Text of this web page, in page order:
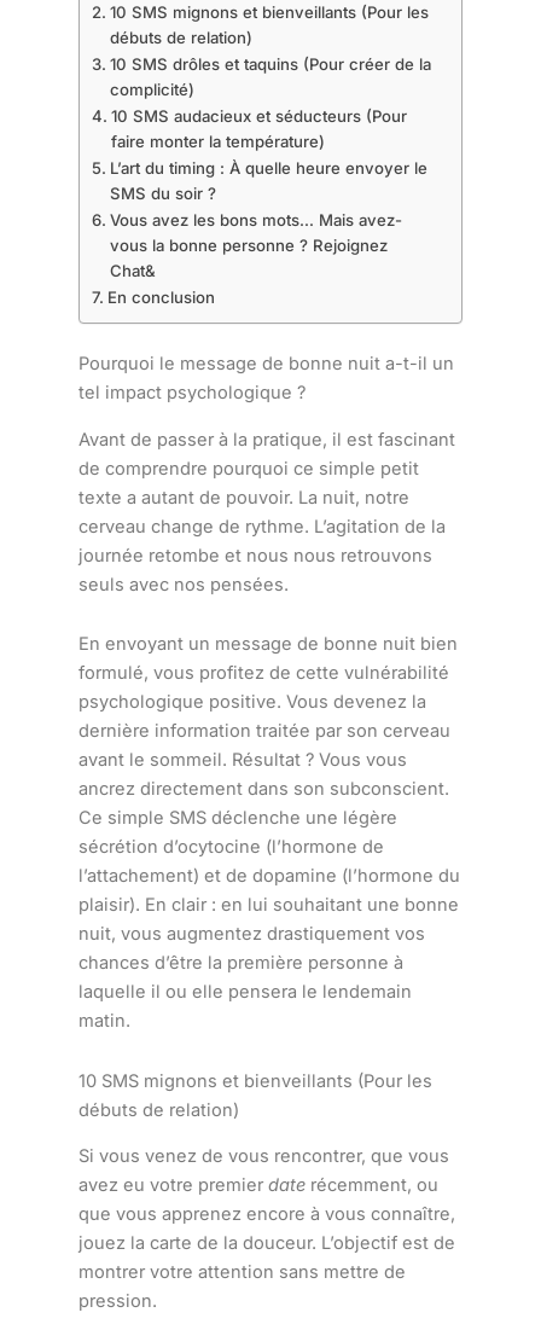
10 SMS mignons et bienveillants (Pour les
débuts de relation)
10 SMS drôles et taquins (Pour créer de la
complicité)
10 SMS audacieux et séducteurs (Pour
faire monter la température)
L’art du timing : À quelle heure envoyer le
SMS du soir ?
Vous avez les bons mots… Mais avez-
vous la bonne personne ? Rejoignez
Chat&
En conclusion
Pourquoi le message de bonne nuit a-t-il un
tel impact psychologique ?
Avant de passer à la pratique, il est fascinant
de comprendre pourquoi ce simple petit
texte a autant de pouvoir. La nuit, notre
cerveau change de rythme. L’agitation de la
journée retombe et nous nous retrouvons
seuls avec nos pensées.
En envoyant un message de bonne nuit bien
formulé, vous profitez de cette vulnérabilité
psychologique positive. Vous devenez la
dernière information traitée par son cerveau
avant le sommeil. Résultat ? Vous vous
ancrez directement dans son subconscient.
Ce simple SMS déclenche une légère
sécrétion d’ocytocine (l’hormone de
l’attachement) et de dopamine (l’hormone du
plaisir). En clair : en lui souhaitant une bonne
nuit, vous augmentez drastiquement vos
chances d’être la première personne à
laquelle il ou elle pensera le lendemain
matin.
10 SMS mignons et bienveillants (Pour les
débuts de relation)
Si vous venez de vous rencontrer, que vous
avez eu votre premier daterécemment, ou
que vous apprenez encore à vous connaître,
jouez la carte de la douceur. L’objectif est de
montrer votre attention sans mettre de
pression.